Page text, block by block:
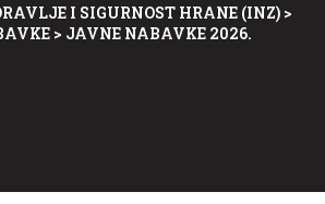
I SIGURNOST HRANE (INZ)>
> JAVNE NABAVKE 2026.